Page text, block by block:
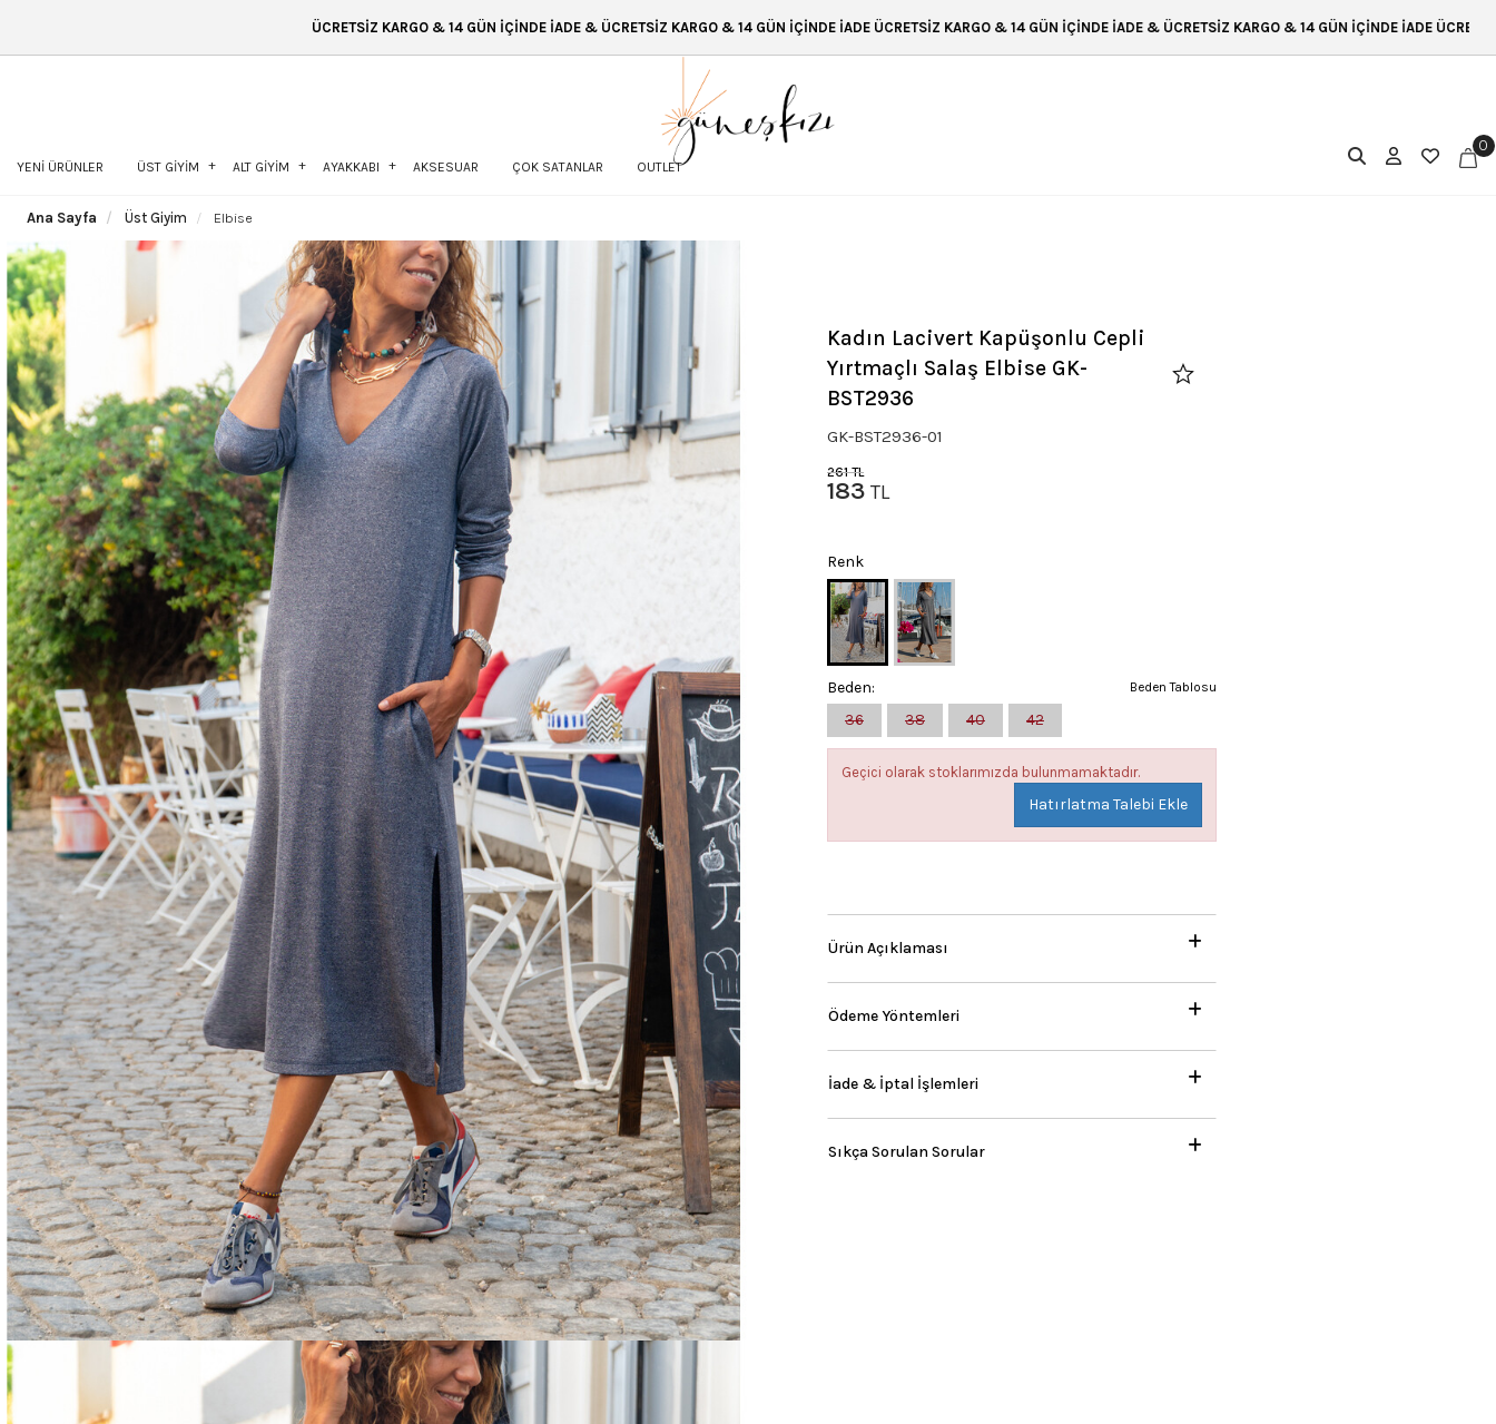
ÜCRETSİZ KARGO & 14 GÜN İÇİNDE İADE & ÜCRETSİZ KARGO & 14 GÜN İÇİNDE İADE ÜCRETSİZ KARGO & 14 GÜN İÇİNDE İADE & ÜCRETSİZ KARGO & 14 GÜN İÇİNDE İADE ÜCRETSİZ KARGO & 14 GÜN
YENİ ÜRÜNLER ÜST GİYİM ALT GİYİM AYAKKABI AKSESUAR ÇOK SATANLAR OUTLET
0
Ana Sayfa Üst Giyim Elbise
Kadın Lacivert Kapüşonlu Cepli
Yırtmaçlı Salaş Elbise GK-
BST2936
GK-BST2936-01
261TL
183 TL
Renk
Beden Tablosu
Beden:
36
38 40 42
Geçici olarak stoklarımızda bulunmamaktadır.
Hatırlatma Talebi Ekle
Ürün Açıklaması
Ödeme Yöntemleri
İade & İptal İşlemleri
Sıkça Sorulan Sorular